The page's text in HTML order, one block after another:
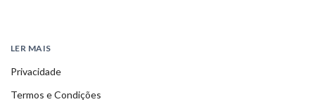
LER MAIS
Privacidade
Termos e Condições